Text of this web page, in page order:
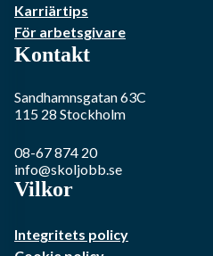
Karriärtips
För arbetsgivare
Kontakt
Sandhamnsgatan 63C
115 28 Stockholm
08-67 874 20
info@skoljobb.se
Vilkor
Integritets policy